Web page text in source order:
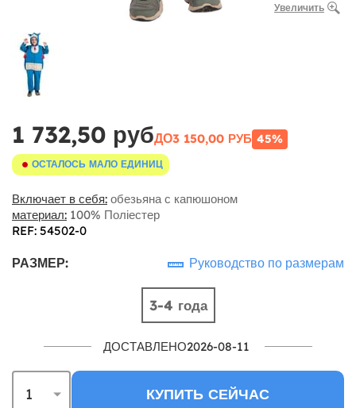
Увеличить
1 732,50 рубДО3 150,00 РУБ 45%
ОСТАЛОСЬ МАЛО ЕДИНИЦ
Включает в себя: обезьяна с капюшоном
материал: 100% Поліестер
REF: 54502-0
РАЗМЕР: Руководство по размерам
3-4 года
ДОСТАВЛЕНО2026-08-11
КУПИТЬ СЕЙЧАС